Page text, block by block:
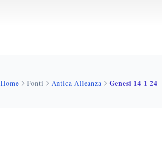
Home Fonti Antica Alleanza Genesi 14 1 24